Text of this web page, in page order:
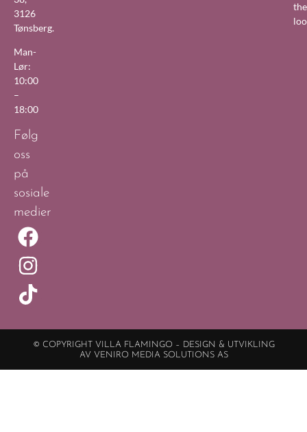
3126
Tønsberg.
Man-
Lør:
10:00
–
18:00
Følg
oss
på
sosiale
medier
the
© COPYRIGHT VILLA FLAMINGO – DESIGN & UTVIKLING
AV VENIRO MEDIA SOLUTIONS AS